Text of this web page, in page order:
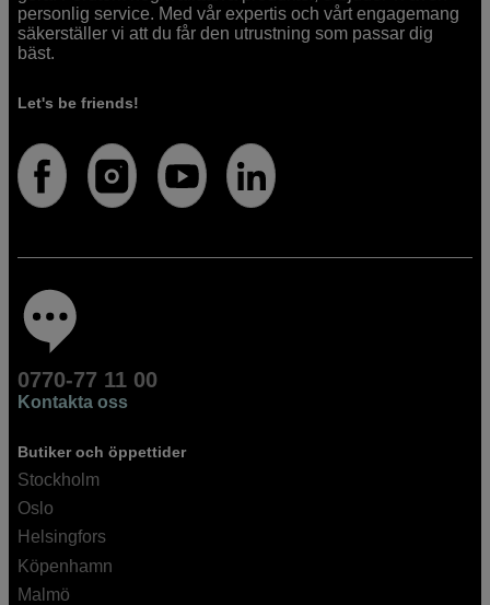
personlig service. Med vår expertis och vårt engagemang
säkerställer vi att du får den utrustning som passar dig
bäst.
Let's be friends!
0770-77 11 00
Kontakta oss
Butiker och öppettider
Stockholm
Oslo
Helsingfors
Köpenhamn
Malmö